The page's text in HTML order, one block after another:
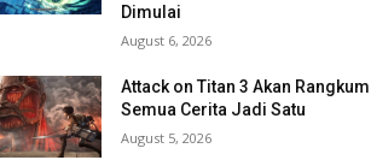
Dimulai
August 6, 2026
Attack on Titan 3 Akan Rangkum
Semua Cerita Jadi Satu
August 5, 2026